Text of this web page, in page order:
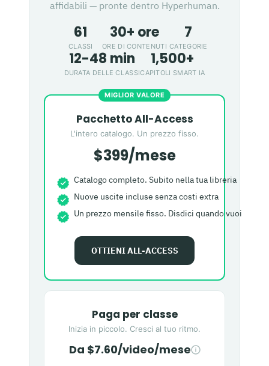
affidabili — pronte dentro Hyperhuman.
61
CLASSI
30+ ore
ORE DI CONTENUTI
7
CATEGORIE
12-48 min
DURATA DELLE CLASSI
1,500+
CAPITOLI SMART IA
MIGLIOR VALORE
Pacchetto All-Access
L'intero catalogo. Un prezzo fisso.
$399/mese
Catalogo completo. Subito nella tua libreria
Nuove uscite incluse senza costi extra
Un prezzo mensile fisso. Disdici quando vuoi
OTTIENI ALL-ACCESS
Paga per classe
Inizia in piccolo. Cresci al tuo ritmo.
Da $7.60/video/mese